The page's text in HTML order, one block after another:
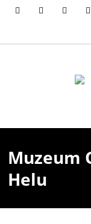
Muzeum
Helu